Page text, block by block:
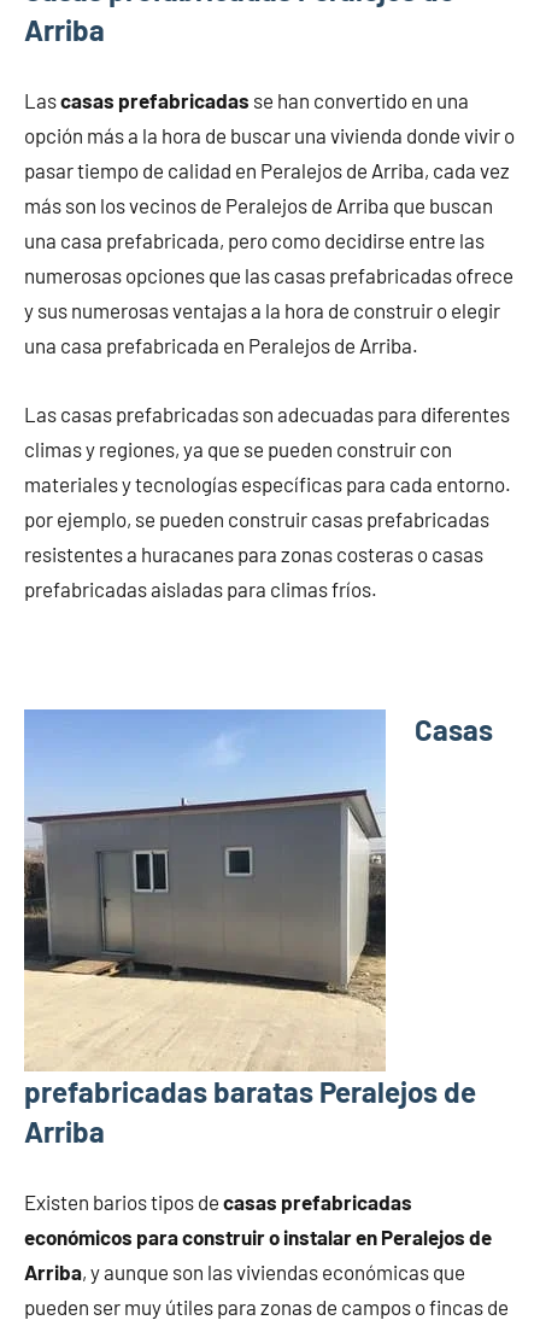
Arriba
Lascasas prefabricadas se han convertido en una
opción más a la hora de buscar una vivienda donde vivir o
pasar tiempo de calidad en Peralejos de Arriba, cada vez
más son los vecinos de Peralejos de Arriba que buscan
una casa prefabricada, pero como decidirse entre las
numerosas opciones que las casas prefabricadas ofrece
y sus numerosas ventajas a la hora de construir o elegir
una casa prefabricada en Peralejos de Arriba.
Las casas prefabricadas son adecuadas para diferentes
climas y regiones, ya que se pueden construir con
materiales y tecnologías específicas para cada entorno.
por ejemplo, se pueden construir casas prefabricadas
resistentes a huracanes para zonas costeras o casas
prefabricadas aisladas para climas fríos.
Casas
prefabricadas baratas Peralejos de
Arriba
Existen barios tipos de casas prefabricadas
económicos para construir o instalar en Peralejos de
Arriba, y aunque son las viviendas económicas que
pueden ser muy útiles para zonas de campos o fincas de